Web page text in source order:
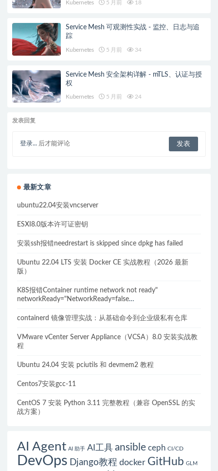
Kubernetes 5 月前 18
Service Mesh 可观测性实战 - 监控、日志与追
踪
Kubernetes 5 月前 34
Service Mesh 安全架构详解 - mTLS、认证与授
权
Kubernetes 5 月前 24
发表回复
登录... 后才能评论
最新文章
ubuntu22.04安装vncserver
ESXI8.0版本许可证密钥
安装ssh报错needrestart is skipped since dpkg has failed
Ubuntu 22.04 LTS 安装 Docker CE 实战教程（2026 最新
版）
K8S报错Container runtime network not ready"
networkReady="NetworkReady=false
containerd 镜像管理实战：从基础命令到企业级私有仓库
VMware vCenter Server Appliance（VCSA）8.0 安装实战教
程
Ubuntu 24.04 安装 pciutils 和 devmem2 教程
Centos7安装gcc-11
CentOS 7 安装 Python 3.11 完整教程（兼容 OpenSSL 的实
战方案）
AI Agent AI 助手 AI工具 ansible ceph CI/CD
DevOps Django教程 docker GitHub GLM